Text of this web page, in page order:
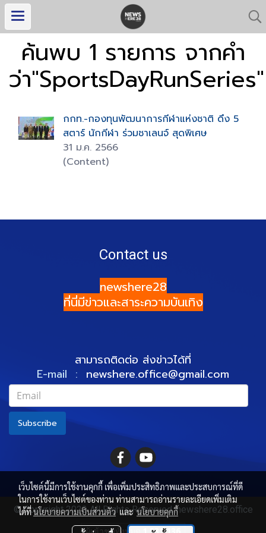
ค้นพบ 1 รายการ จากคำ
ว่า"SportsDayRunSeries"
กกท.-กองทุนพัฒนาการกีฬาแห่งชาติ ดึง 5
สตาร์ นักกีฬา ร่วมชาเลนจ์ สุดพิเศษ
31 ม.ค. 2566
(Content)
Contact us
newshere28
ที่นี่มีข่าวและสาระความบันเทิง
สามารถติดต่อ ส่งข่าวได้ที่
E-mail : newshere.office@gmail.com
Subscribe
© Copyright 2022 All Rights Reserved. newshere28.office
ผู้เข้าชมทั้งหมด
1,531,136
เว็บไซต์นี้มีการใช้งานคุกกี้ เพื่อเพิ่มประสิทธิภาพและประสบการณ์ที่ดี
ในการใช้งานเว็บไซต์ของท่าน ท่านสามารถอ่านรายละเอียดเพิ่มเติม
ได้ที่นโยบายความเป็นส่วนตัวและนโยบายคุกกี้